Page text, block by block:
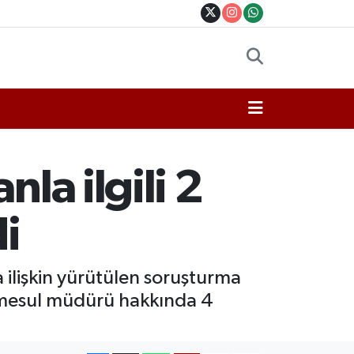
ilgili 2
ilişkin yürütülen soruşturma
müdürü hakkında 4